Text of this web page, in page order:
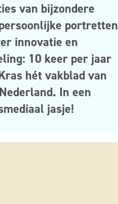
van bijzondere
ersoonlijke portretten
innovatie en
: 10 keer per jaar
hét vakblad van
In een
jasje!